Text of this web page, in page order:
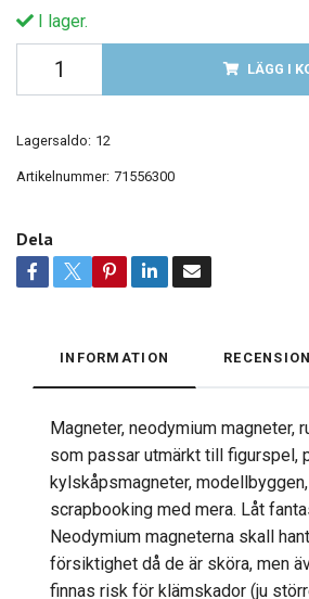
I lager.
LÄGG I
Lagersaldo: 12
Artikelnummer: 71556300
Dela
INFORMATION
Magneter, neodymium magneter,
som passar utmärkt till figurspel,
kylskåpsmagneter,
scrapbooking med mera. Låt
Neodymium magneterna skall
försiktighet då de är sköra, men
finnas risk för klämskador (ju